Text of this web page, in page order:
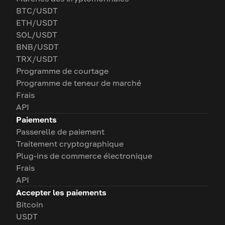
BTC/USDT
ETH/USDT
SOL/USDT
BNB/USDT
TRX/USDT
Programme de courtage
Programme de teneur de marché
Frais
API
Paiements
Passerelle de paiement
Traitement cryptographique
Plug-ins de commerce électronique
Frais
API
Accepter les paiements
Bitcoin
USDT